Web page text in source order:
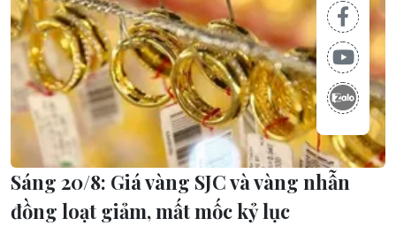
Sáng 20/8: Giá vàng SJC và vàng nhẫn
đồng loạt giảm, mất mốc kỷ lục